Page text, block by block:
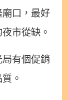
口，最好
市從缺。
有個促銷
。